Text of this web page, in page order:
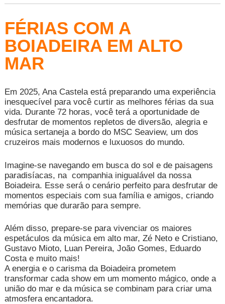
FÉRIAS COM A
BOIADEIRA EM ALTO
MAR
Em 2025, Ana Castela está preparando uma experiência
inesquecível para você curtir as melhores férias da sua
vida. Durante 72 horas, você terá a oportunidade de
desfrutar de momentos repletos de diversão, alegria e
música sertaneja a bordo do MSC Seaview, um dos
cruzeiros mais modernos e luxuosos do mundo.
Imagine-se navegando em busca do sol e de paisagens
paradisíacas, na companhia inigualável da nossa
Boiadeira. Esse será o cenário perfeito para desfrutar de
momentos especiais com sua família e amigos, criando
memórias que durarão para sempre.
Além disso, prepare-se para vivenciar os maiores
espetáculos da música em alto mar, Zé Neto e Cristiano,
Gustavo Mioto, Luan Pereira, João Gomes, Eduardo
Costa e muito mais!
A energia e o carisma da Boiadeira prometem
transformar cada show em um momento mágico, onde a
união do mar e da música se combinam para criar uma
atmosfera encantadora.